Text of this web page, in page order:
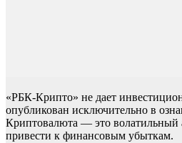
«РБК-Крипто» не дает
опубликован исключительно в
Криптовалюта — это волатильный
привести к финансовым убыткам.